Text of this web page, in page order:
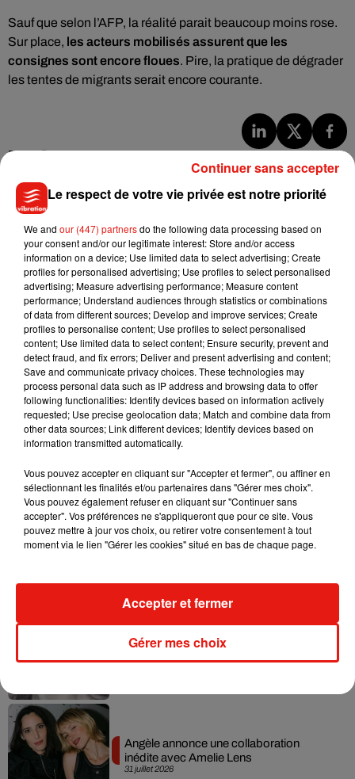
Sauf que selon l’AFP, la réalité parait beaucoup moins rose.
Sur place, les acteurs mobilisés assurent que les
consignes sont encore floues. Pire, la pratique de dégrader
les tentes de migrants serait encore courante.
Musique
5 août 2026
Becky G sur son nouveau single
4 août 2026
Tiny Desk invite Charlie Puth pour une
live session solaire
Ariana Grande prendra une pause après
sa tournée mondiale
Grand Corps Malade emmène Styleto
en road-trip dans son nouveau clip
31 juillet 2026
Ariana Grande se libère dans son nouvel
31 juillet 2026
Angèle annonce une collaboration
inédite avec Amelie Lens
Le respect de votre vie privée est notre priorité
We and our (447) partnersdo the following data processing based on
your consent and/or our legitimate interest: Store and/or access
information on a device; Use limited data to select advertising; Create
profiles for personalised advertising; Use profiles to select personalised
advertising; Measure advertising performance; Measure content
performance; Understand audiences through statistics or combinations
of data from different sources; Develop and improve services; Create
profiles to personalise content; Use profiles to select personalised
content; Use limited data to select content; Ensure security, prevent and
detect fraud, and fix errors; Deliver and present advertising and content;
Save and communicate privacy choices. These technologies may
process personal data such as IP address and browsing data to offer
following functionalities: Identify devices based on information actively
requested; Use precise geolocation data; Match and combine data from
other data sources; Link different devices; Identify devices based on
information transmitted automatically.
Vous pouvez accepter en cliquant sur "Accepter et fermer", ou affiner en
sélectionnant les finalités et/ou partenaires dans "Gérer mes choix".
Vous pouvez également refuser en cliquant sur "Continuer sans
accepter". Vos préférences ne s'appliqueront que pour ce site. Vous
pouvez mettre à jour vos choix, ou retirer votre consentement à tout
moment via le lien "Gérer les cookies" situé en bas de chaque page.
Gérer mes choix
Accepter et fermer
Continuer sans accepter